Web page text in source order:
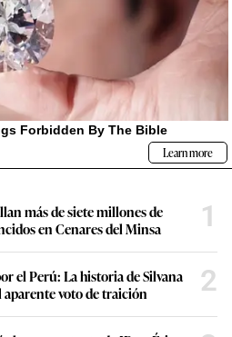
más de siete millones de
en Cenares del Minsa
1
el Perú: La historia de Silvana
voto de traición
2